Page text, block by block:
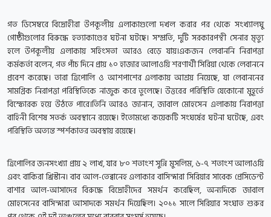
গত ডিসেম্বরে বিদ্রোহীরা উপকূলীয় এলাকাগুলো দখল করার পর থেকে সংখ্যালঘু
গোষ্ঠীগুলোর বিরুদ্ধে হত্যাকাণ্ডের ঘটনা ঘটছে। সম্প্রতি, দুটি সরকারপন্থী সেনার মৃত্যু
হলে উপকূলীয় এলাকায় সহিংসতা আরও বেড়ে যায়।একজন লেবাননি নিরাপত্তা
কর্মকর্তা বলেন, গত পাঁচ দিনে প্রায় ১০ হাজার আলাওয়ি শরণার্থী সিরিয়া থেকে লেবাননে
প্রবেশ করেছে। তারা ত্রিপোলি ও আশপাশের এলাকায় আশ্রয় নিয়েছে, যা লেবাননের
সামগ্রিক নিরাপত্তা পরিস্থিতিকে নাজুক করে তুলেছে। উত্তরের পরিস্থিতি যেকোনো মুহূর্তে
বিস্ফোরক হয়ে উঠতে পারে।তিনি আরও জানান, জাবাল মোহসেন এলাকায় নিরাপত্তা
বাহিনী বিশেষ সতর্ক অবস্থানে রয়েছে। ইতোমধ্যে কয়েকটি সংঘর্ষের ঘটনা ঘটেছে, এবং
পরিস্থিতি অত্যন্ত স্পর্শকাতর অবস্থায় রয়েছে।
ত্রিপোলির জনসংখ্যা প্রায় ২ লাখ, যার ৮০ শতাংশ সুন্নি মুসলিম, ৬-৭ শতাংশ আলাওয়ি
এবং বাকিরা খ্রিস্টান। বাব আল-তেব্বানেহ এলাকার বাসিন্দারা সিরিয়ার সাবেক প্রেসিডেন্ট
বাশার আল-আসাদের বিরুদ্ধে বিদ্রোহীদের সমর্থন করেছিল, অন্যদিকে জাবাল
মোহসেনের বাসিন্দারা আসাদকে সমর্থন দিয়েছিল। ২০১১ সালে সিরিয়ার সংঘাত শুরুর